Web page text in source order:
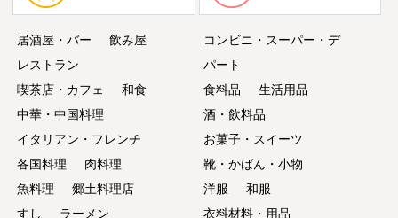
居酒屋・バー
飲み屋
レストラン
喫茶店・カフェ
和食
中華・中国料理
イタリアン・フレンチ
各国料理
肉料理
魚料理
郷土料理店
すし
ラーメン
コンビニ・スーパー・デ
パート
食料品
生活用品
酒・飲料品
お菓子・スイーツ
靴・かばん・小物
洋服
和服
衣料材料・用品